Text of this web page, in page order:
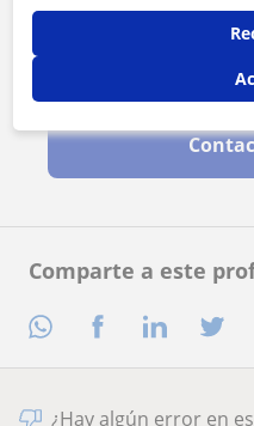
Comparte a este
Al hacer clic, aceptas nuestro
¿Hay algún error en